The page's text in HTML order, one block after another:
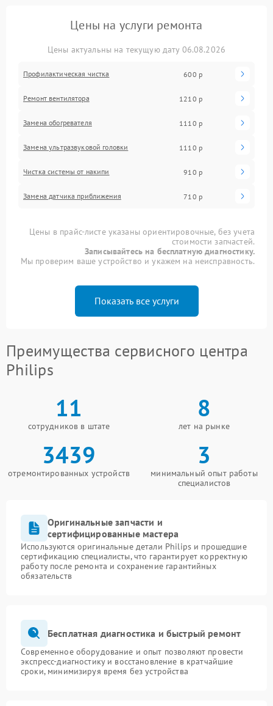
Цены на услуги ремонта
Цены актуальны на текущую дату 06.08.2026
Профилактическая чистка 600 р
Ремонт вентилятора 1210 р
Замена обогревателя 1110 р
Замена ультразвуковой головки 1110 р
Чистка системы от накипи 910 р
Замена датчика приближения 710 р
Цены в прайс-листе указаны ориентировочные, без учета
стоимости запчастей.
Записывайтесь на бесплатную диагностику.
Мы проверим ваше устройство и укажем на неисправность.
Показать все услуги
Преимущества сервисного центра
Philips
11
сотрудников в штате
8
лет на рынке
3439
отремонтированных устройств
3
минимальный опыт работы
специалистов
Оригинальные запчасти и
сертифицированные мастера
Используются оригинальные детали Philips и прошедшие
сертификацию специалисты, что гарантирует корректную
работу после ремонта и сохранение гарантийных
обязательств
Бесплатная диагностика и быстрый ремонт
Современное оборудование и опыт позволяют провести
экспресс-диагностику и восстановление в кратчайшие
сроки, минимизируя время без устройства